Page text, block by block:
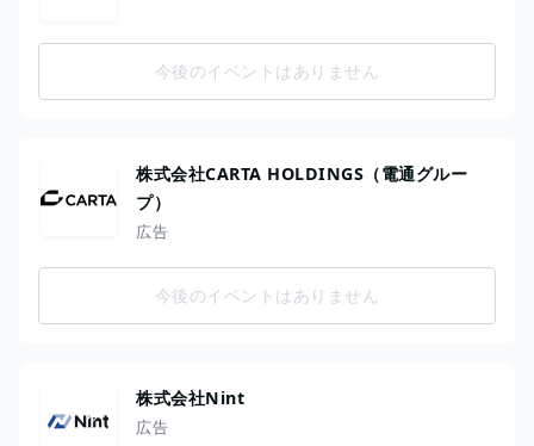
今後のイベントはありません
株式会社CARTA HOLDINGS（電通グルー
プ）
広告
今後のイベントはありません
株式会社Nint
広告